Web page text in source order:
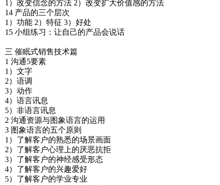
1）改变信念的方法 2）改变扩大价值感的方法
14 产品的三个层次
1）功能 2）特征 3）好处
15 小组练习：让自己的产品会说话
三 催眠式销售技术篇
1 沟通5要素
1）文字
2）语调
3）动作
4）语言讯息
5）非语言讯息
2 沟通资源与图象语言的运用
3 图象语言的五个原则
1）了解客户的熟悉的场景画面
2）了解客户心理上的厌恶抗拒
3）了解客户的神经感受形态
4）了解客户的兴趣爱好
5）了解客户的学业专业